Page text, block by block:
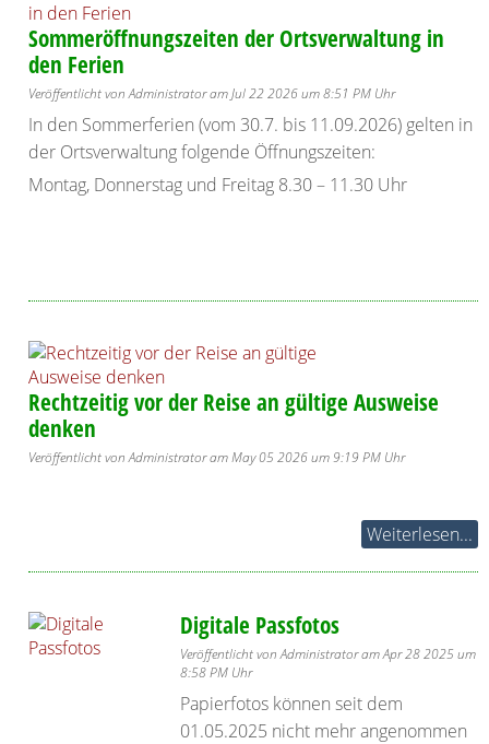
Sommeröffnungszeiten der Ortsverwaltung in
den Ferien
Veröffentlicht von Administrator am Jul 22 2026 um 8:51 PM Uhr
In den Sommerferien (vom 30.7. bis 11.09.2026) gelten in
der Ortsverwaltung folgende Öffnungszeiten:
Montag, Donnerstag und Freitag 8.30 – 11.30 Uhr
Rechtzeitig vor der Reise an gültige Ausweise
denken
Veröffentlicht von Administrator am May 05 2026 um 9:19 PM Uhr
Weiterlesen...
Digitale Passfotos
Veröffentlicht von Administrator am Apr 28 2025 um
8:58 PM Uhr
Papierfotos können seit dem
01.05.2025 nicht mehr angenommen